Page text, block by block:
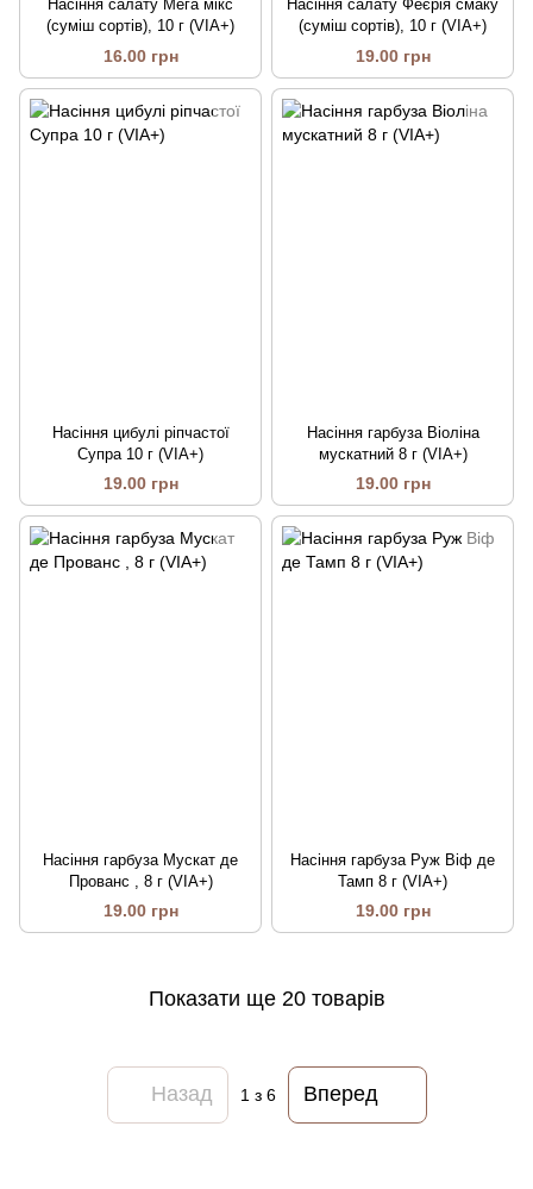
Насіння салату Мега мікс
(суміш сортів), 10 г (VIA+)
16.00 грн
Насіння салату Феєрія смаку
(суміш сортів), 10 г (VIA+)
19.00 грн
Насіння цибулі ріпчастої
Супра 10 г (VIA+)
19.00 грн
Насіння гарбуза Віоліна
мускатний 8 г (VIA+)
19.00 грн
Насіння гарбуза Мускат де
Прованс , 8 г (VIA+)
19.00 грн
Насіння гарбуза Руж Віф де
Тамп 8 г (VIA+)
19.00 грн
Показати ще 20 товарів
Назад 1 з 6 Вперед